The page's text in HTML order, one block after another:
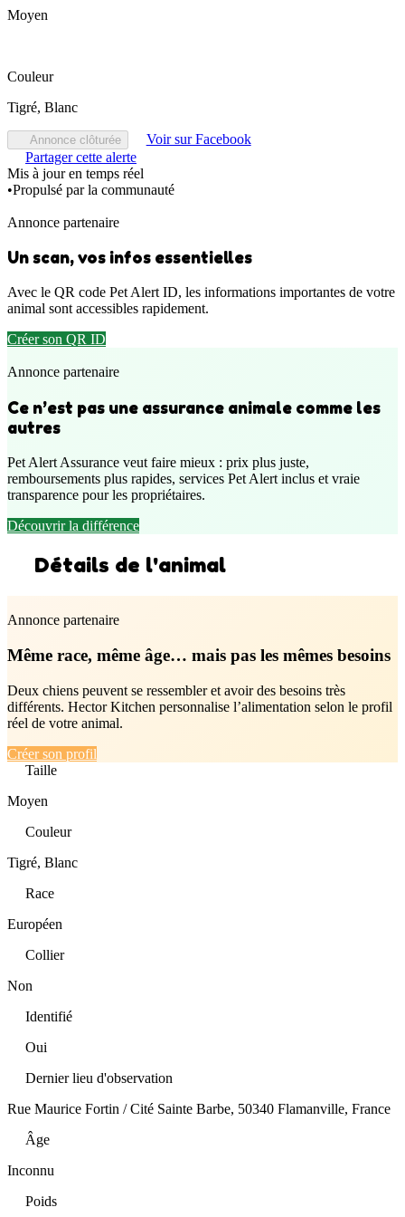
Moyen
Couleur
Tigré, Blanc
Annonce clôturée
Voir sur Facebook
Partager cette alerte
Mis à jour en temps réel
•Propulsé par la communauté
Annonce partenaire
Un scan, vos infos essentielles
Avec le QR code Pet Alert ID, les informations importantes de votre
animal sont accessibles rapidement.
Créer son QR ID
Annonce partenaire
Ce n’est pas une assurance animale comme les
autres
Pet Alert Assurance veut faire mieux : prix plus juste,
remboursements plus rapides, services Pet Alert inclus et vraie
transparence pour les propriétaires.
Découvrir la différence
Détails de l'animal
Annonce partenaire
Même race, même âge… mais pas les mêmes besoins
Deux chiens peuvent se ressembler et avoir des besoins très
différents. Hector Kitchen personnalise l’alimentation selon le profil
réel de votre animal.
Créer son profil
Taille
Moyen
Couleur
Tigré, Blanc
Race
Européen
Collier
Non
Identifié
Oui
Dernier lieu d'observation
Rue Maurice Fortin / Cité Sainte Barbe, 50340 Flamanville, France
Âge
Inconnu
Poids